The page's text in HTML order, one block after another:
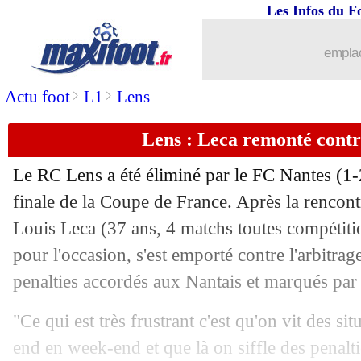
Actu foot> L1 > Lens
Les Infos du
Lens : Leca remonté
Le RC Lens a été éliminé par le FC Nantes
finale de la Coupe de France. Après la
Louis Leca (37 ans, 4 matchs toutes
pour l'occasion, s'est emporté contre
penalties accordés aux Nantais et marqués
"Ce qui est très frustrant c'est qu'on vit des
end en week-end et que là on siffle des
The Best : le frère de Kroos allume
02/03 OM: le mercato, Riolo demande du
02/03 Lens: inquiétude pour Medina avant
02/03 Liverpool: retour en Allemagne pour
PSG : le Bayern, Neymar espère
02/03 EdF (f): Aulas promet du changement
02/03 PSG: la surprenante rumeur Gerrard